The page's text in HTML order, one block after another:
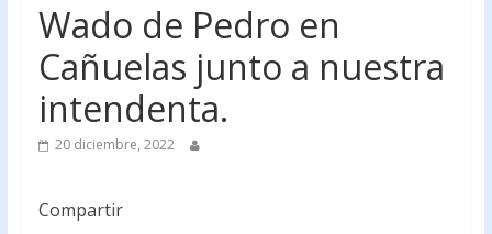
Wado de Pedro en
Cañuelas junto a nuestra
intendenta.
20 diciembre, 2022
Compartir